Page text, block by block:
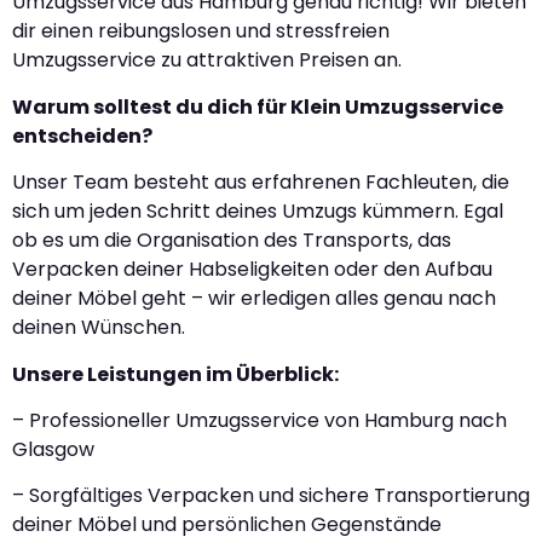
dir einen reibungslosen und stressfreien
Umzugsservice zu attraktiven Preisen an.
Warum solltest du dich für Klein Umzugsservice
entscheiden?
Unser Team besteht aus erfahrenen Fachleuten, die
sich um jeden Schritt deines Umzugs kümmern. Egal
ob es um die Organisation des Transports, das
Verpacken deiner Habseligkeiten oder den Aufbau
deiner Möbel geht – wir erledigen alles genau nach
deinen Wünschen.
Unsere Leistungen im Überblick:
– Professioneller Umzugsservice von Hamburg nach
Glasgow
– Sorgfältiges Verpacken und sichere Transportierung
deiner Möbel und persönlichen Gegenstände